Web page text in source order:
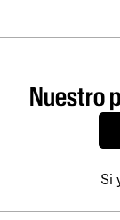
Nuestro
Si